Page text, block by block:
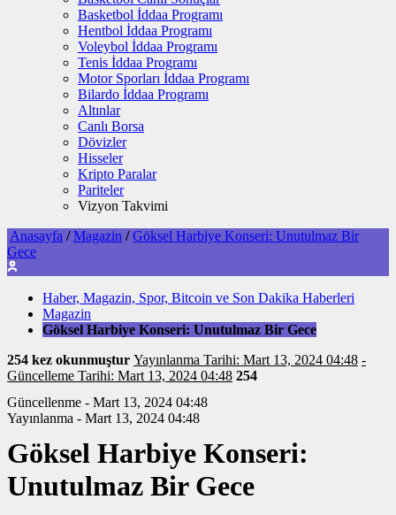
Basketbol İddaa Programı
Hentbol İddaa Programı
Voleybol İddaa Programı
Tenis İddaa Programı
Motor Sporları İddaa Programı
Bilardo İddaa Programı
Altınlar
Canlı Borsa
Dövizler
Hisseler
Kripto Paralar
Pariteler
Vizyon Takvimi
Anasayfa / Magazin / Göksel Harbiye Konseri: Unutulmaz Bir
Gece
Haber, Magazin, Spor, Bitcoin ve Son Dakika Haberleri
Magazin
Göksel Harbiye Konseri: Unutulmaz Bir Gece
254 kez okunmuştur Yayınlanma Tarihi: Mart 13, 2024 04:48 -
Güncelleme Tarihi: Mart 13, 2024 04:48 254
Güncellenme - Mart 13, 2024 04:48
Yayınlanma - Mart 13, 2024 04:48
Göksel Harbiye Konseri:
Unutulmaz Bir Gece